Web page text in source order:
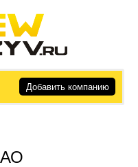
Добавить компанию